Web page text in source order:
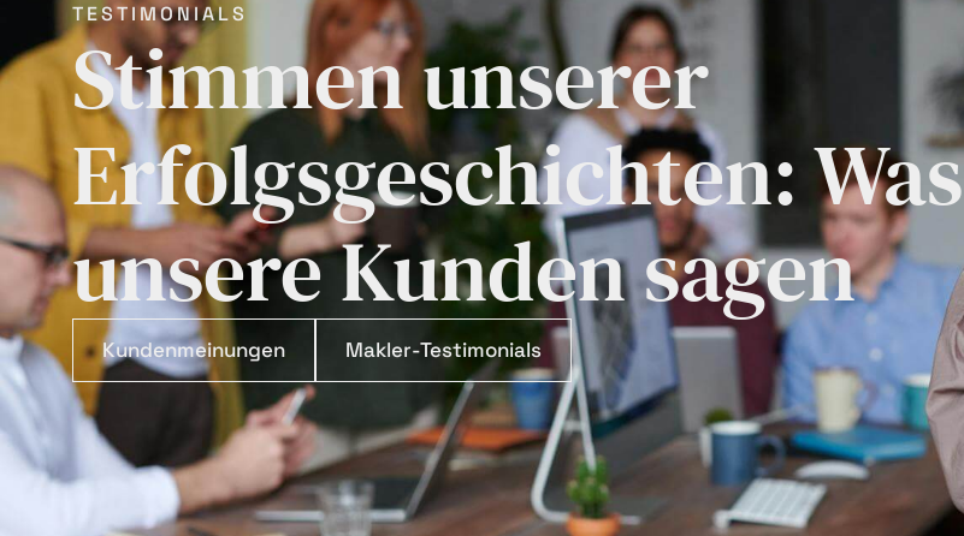
TESTIMONIALS
Stimmen unserer
Erfolgsgeschichten: Was
unsere Kunden sagen
Kundenmeinungen Makler-Testimonials